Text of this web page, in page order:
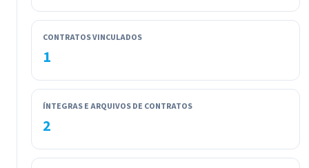
CONTRATOS VINCULADOS
1
ÍNTEGRAS E ARQUIVOS DE CONTRATOS
2